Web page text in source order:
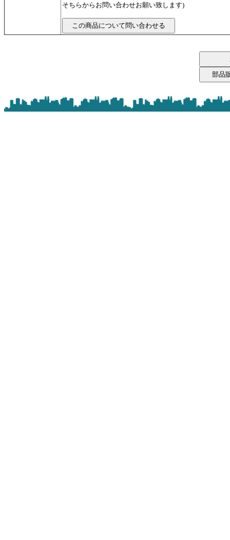
そちらからお問い合わせお願い致します)